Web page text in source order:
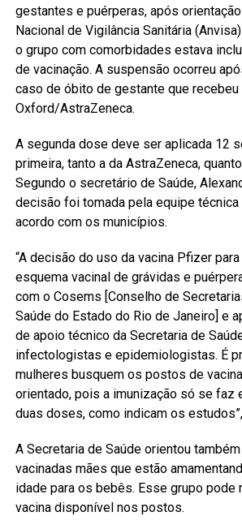
gestantes e puérperas, após
Nacional de Vigilância Sanitária
o grupo com comorbidades estava
de vacinação. A suspensão ocorreu
caso de óbito de gestante que recebeu
Oxford/AstraZeneca.
A segunda dose deve ser aplicada 12
primeira, tanto a da AstraZeneca,
Segundo o secretário de Saúde,
decisão foi tomada pela equipe
acordo com os municípios.
“A decisão do uso da vacina Pfizer
esquema vacinal de grávidas e
com o Cosems [Conselho de
Saúde do Estado do Rio de Janeiro] e
de apoio técnico da Secretaria de
infectologistas e epidemiologistas. É
mulheres busquem os postos de
orientado, pois a imunização só se faz
duas doses, como indicam os
A Secretaria de Saúde orientou
vacinadas mães que estão
idade para os bebês. Esse grupo pode
vacina disponível nos postos.